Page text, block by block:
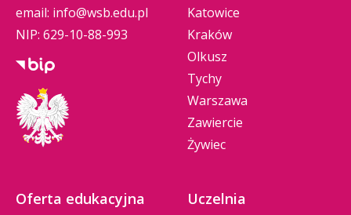
email: info@wsb.edu.pl
NIP: 629-10-88-993
Katowice
Kraków
Olkusz
Tychy
Warszawa
Zawiercie
Żywiec
Oferta edukacyjna Uczelnia